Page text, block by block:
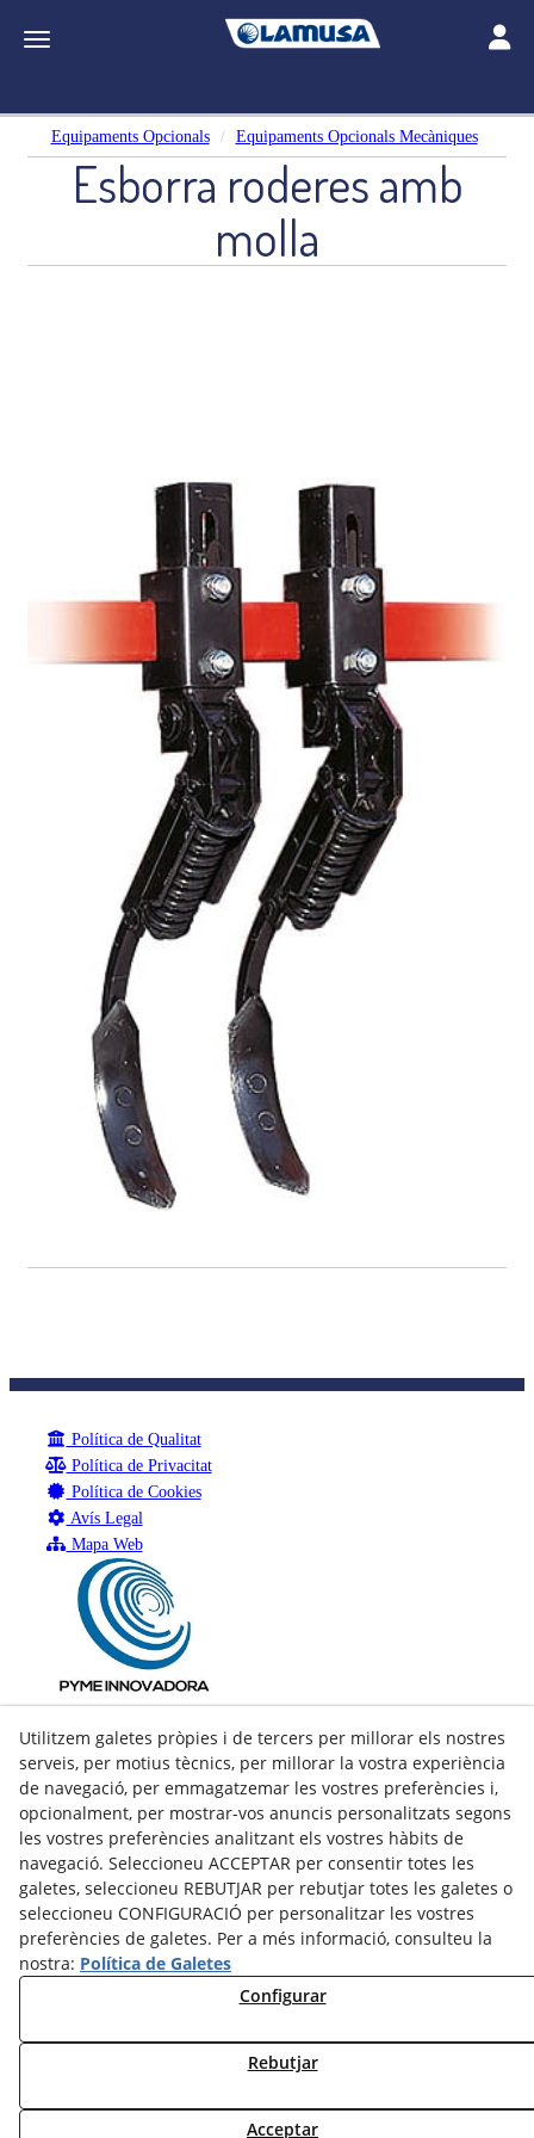
Toggle navigation
Equipaments Opcionals Equipaments Opcionals Mecàniques
Esborra roderes amb
molla
Política de Qualitat
Política de Privacitat
Política de Cookies
Avís Legal
Mapa Web
© 08/2026 LAMUSA AGROINDUSTRIAL, S.L. - Tots els drets
reservats.
Utilitzem galetes pròpies i de tercers per millorar els nostres
serveis, per motius tècnics, per millorar la vostra experiència
de navegació, per emmagatzemar les vostres preferències i,
opcionalment, per mostrar-vos anuncis personalitzats segons
les vostres preferències analitzant els vostres hàbits de
navegació. Seleccioneu ACCEPTAR per consentir totes les
galetes, seleccioneu REBUTJAR per rebutjar totes les galetes o
seleccioneu CONFIGURACIÓ per personalitzar les vostres
preferències de galetes. Per a més informació, consulteu la
nostra: Política de Galetes
Configurar
Rebutjar
Acceptar